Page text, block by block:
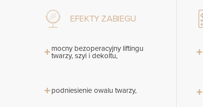
EFEKTY ZABIEGU
mocny bezoperacyjny liftingu
twarzy, szyi i dekoltu,
podniesienie owalu twarzy,